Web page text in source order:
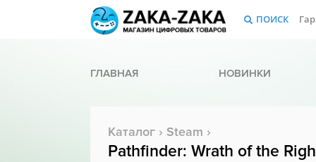
ПОИСК
ГЛАВНАЯ НОВИНКИ
Каталог › Steam ›
Pathfinder: Wrath of the